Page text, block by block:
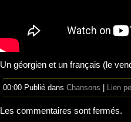
Un géorgien et un français (le
00:00 Publié dans Chansons Lien
Les commentaires sont fermés.